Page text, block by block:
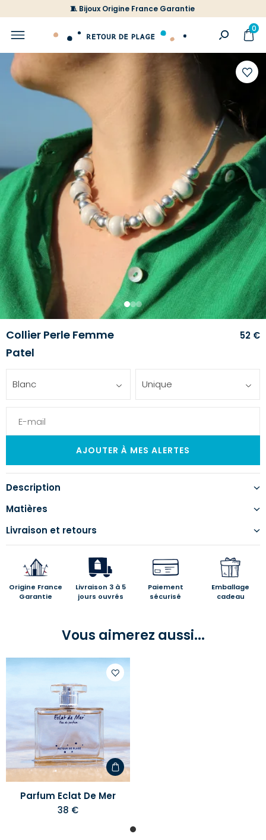
🧵 Bijoux Origine France Garantie
0
votre
liste
1 23
Collier Perle Femme
Patel
52 €
Blanc Unique
Description
Matières
Livraison et retours
Origine France
Garantie
Livraison 3 à 5
jours ouvrés
Paiement
sécurisé
Emballage
cadeau
Vous aimerez aussi...
d'envies
Parfum Eclat De Mer
38 €